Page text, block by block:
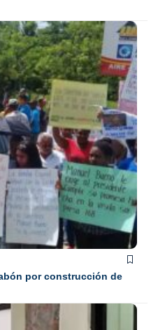
por construcción de